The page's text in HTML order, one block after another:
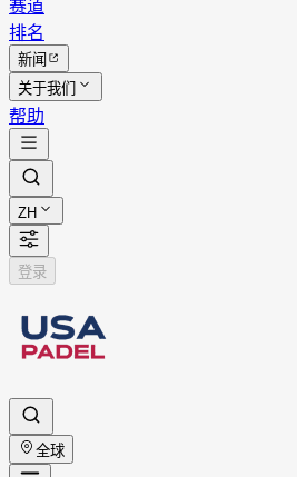
赛道
排名
新闻
关于我们
帮助
ZH
登录
全球